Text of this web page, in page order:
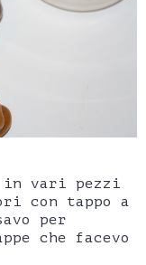
in vari pezzi
con tappo a
per
che facevo